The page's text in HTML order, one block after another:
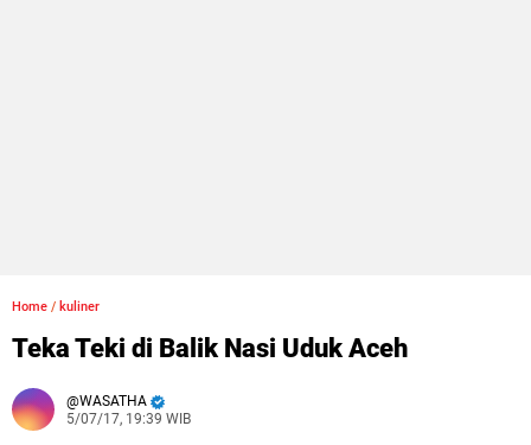
Home / kuliner
Teka Teki di Balik Nasi Uduk Aceh
WASATHA
5/07/17, 19:39 WIB